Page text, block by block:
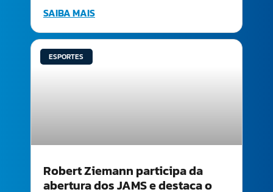
SAIBA MAIS
ESPORTES
Robert Ziemann participa da
abertura dos JAMS e destaca o